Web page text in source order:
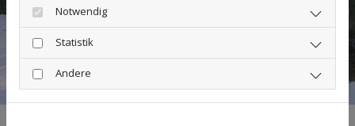
Notwendig
Statistik
Andere